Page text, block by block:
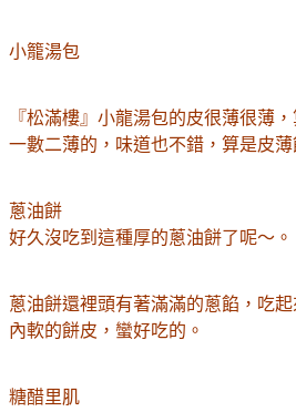
小籠湯包
『松滿樓』小龍湯包的皮很薄很薄
一數二薄的，味道也不錯，算是皮薄
蔥油餅
好久沒吃到這種厚的蔥油餅了呢～。
蔥油餅還裡頭有著滿滿的蔥餡，吃
內軟的餅皮，蠻好吃的。
糖醋里肌